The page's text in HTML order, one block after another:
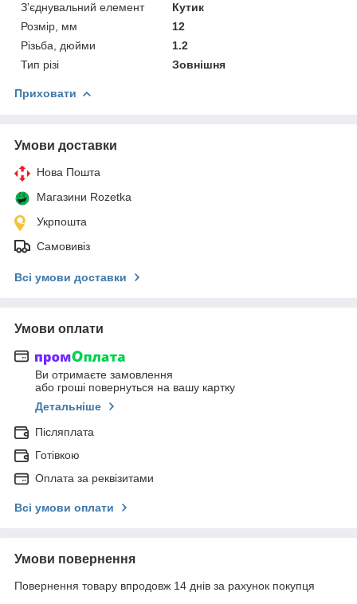
Зʼєднувальний елемент
Кутик
Розмір, мм
12
Різьба, дюйми
1.2
Тип різі
Зовнішня
Приховати
Умови доставки
Нова Пошта
Магазини Rozetka
Укрпошта
Самовивіз
Всі умови доставки
Умови оплати
Ви отримаєте замовлення
або гроші повернуться на вашу картку
Детальніше
Післяплата
Готівкою
Оплата за реквізитами
Всі умови оплати
Умови повернення
Повернення товару впродовж 14 днів за рахунок покупця